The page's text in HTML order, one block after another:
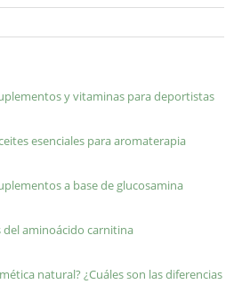
y vitaminas para deportistas
esenciales para aromaterapia
a base de glucosamina
del aminoácido carnitina
natural? ¿Cuáles son las diferencias